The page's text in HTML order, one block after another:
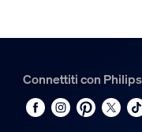
Connettiti con